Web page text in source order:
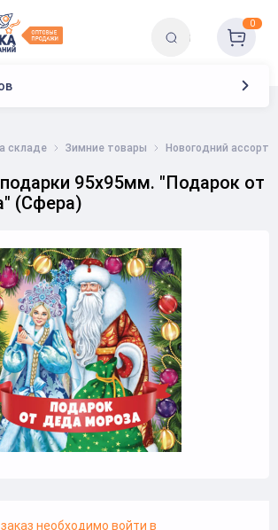
0
складе Зимние товары Новогодний
95х95мм. "Подарок от
(Сфера)
необходимо войти в